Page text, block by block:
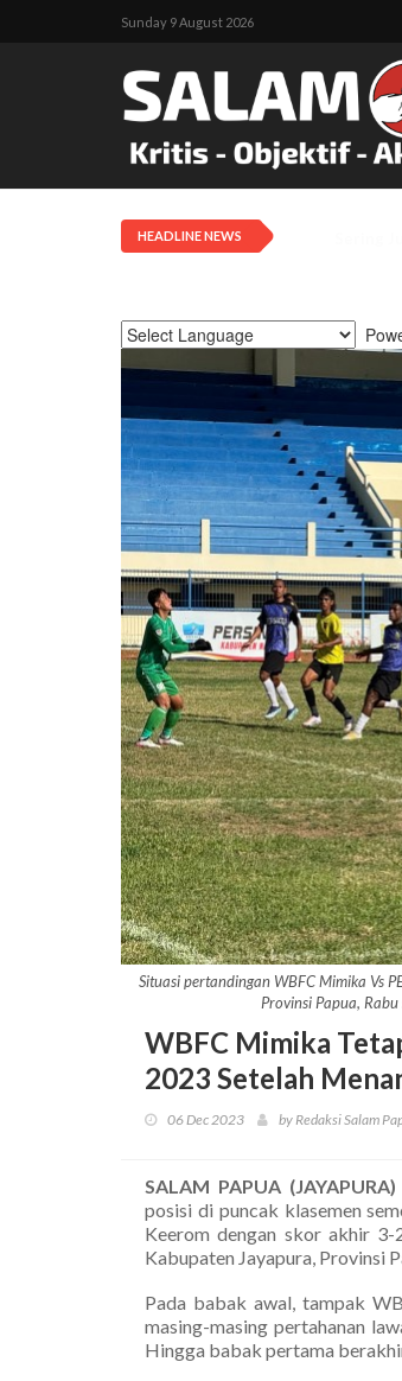
Sunday 9 August 2026
HEADLINE NEWS
Situasi pertandingan WBFC Mimika Vs
Provinsi Papua,
WBFC Mimika
2023 Setelah
06 Dec 2023 by Redaksi Salam
SALAM PAPUA (JAYAPURA)
posisi di puncak klasemen
Keerom dengan skor akhir 3-
Kabupaten Jayapura, Provinsi
Pada babak awal, tampak
masing-masing pertahanan
Hingga babak pertama